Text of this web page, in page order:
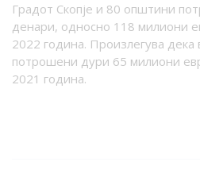
Градот Скопје и 80 општини
денари, односно 118 милиони
2022 година. Произлегува дека
потрошени дури 65 милиони
2021 година.